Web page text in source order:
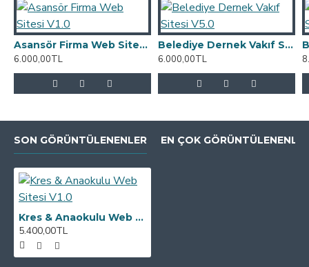
Asansör Firma Web Sitesi V1.0
6.000,00TL
Belediye Dernek Vakıf Sitesi V5.0
6.000,00TL
SON GÖRÜNTÜLENENLER EN ÇOK
Kres & Anaokulu Web Sitesi V1.0
5.400,00TL